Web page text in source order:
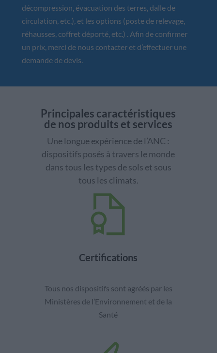
décompression, évacuation des terres, dalle de
circulation, etc.), et les options (poste de relevage,
réhausses, coffret déporté, etc.) . Afin de confirmer
un prix, merci de nous contacter et d’effectuer une
demande de devis.
Principales caractéristiques
de nos produits et services
Une longue expérience de l’ANC :
dispositifs posés à travers le monde
dans tous les types de sols et sous
tous les climats.
Certifications
Tous nos dispositifs sont agréés par les
Ministères de l’Environnement et de la
Santé